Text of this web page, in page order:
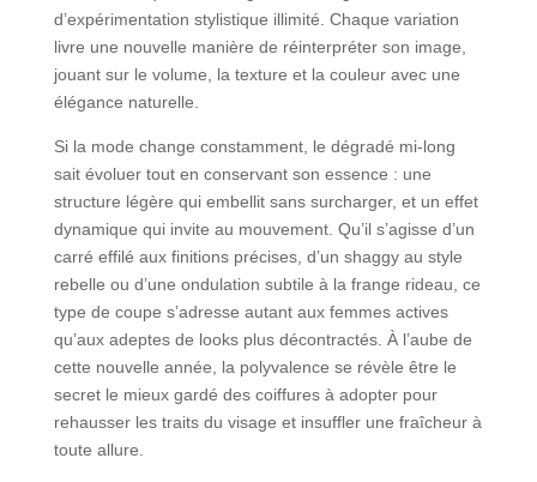
d’expérimentation stylistique illimité. Chaque variation
livre une nouvelle manière de réinterpréter son image,
jouant sur le volume, la texture et la couleur avec une
élégance naturelle.
Si la mode change constamment, le dégradé mi-long
sait évoluer tout en conservant son essence : une
structure légère qui embellit sans surcharger, et un effet
dynamique qui invite au mouvement. Qu’il s’agisse d’un
carré effilé aux finitions précises, d’un shaggy au style
rebelle ou d’une ondulation subtile à la frange rideau, ce
type de coupe s’adresse autant aux femmes actives
qu’aux adeptes de looks plus décontractés. À l’aube de
cette nouvelle année, la polyvalence se révèle être le
secret le mieux gardé des coiffures à adopter pour
rehausser les traits du visage et insuffler une fraîcheur à
toute allure.